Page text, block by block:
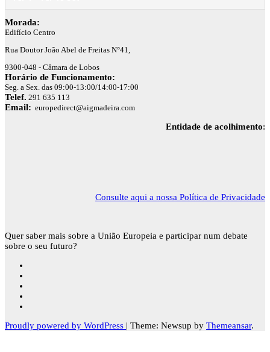
Morada:
Edifício Centro
Rua Doutor João Abel de Freitas N°41,
9300-048 - Câmara de Lobos
Horário de Funcionamento:
Seg. a Sex. das 09:00-13:00/14:00-17:00
Telef. 291 635 113
Email: europedirect@aigmadeira.com
Entidade de acolhimento:
Consulte aqui a nossa Política de Privacidade
Quer saber mais sobre a União Europeia e participar num debate
sobre o seu futuro?
Proudly powered by WordPress | Theme: Newsup by Themeansar.